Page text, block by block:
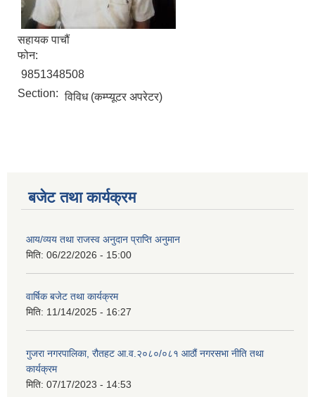
सहायक पाचौं
फोन:
9851348508
Section: विविध (कम्प्यूटर अपरेटर)
बजेट तथा कार्यक्रम
आय/व्यय तथा राजस्व अनुदान प्राप्ति अनुमान
मिति: 06/22/2026 - 15:00
वार्षिक बजेट तथा कार्यक्रम
मिति: 11/14/2025 - 16:27
गुजरा नगरपालिका, रौतहट आ.व.२०८०/०८१ आठौं नगरसभा नीति तथा
कार्यक्रम
मिति: 07/17/2023 - 14:53